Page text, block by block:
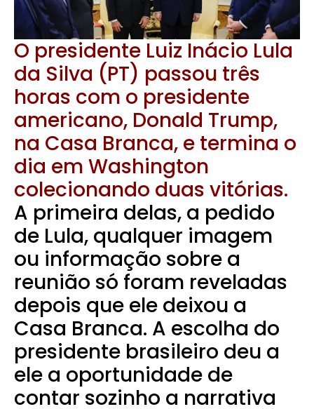
O presidente Luiz Inácio Lula
da Silva (PT) passou três
horas com o presidente
americano, Donald Trump,
na Casa Branca, e termina o
dia em Washington
colecionando duas vitórias.
A primeira delas, a pedido
de Lula, qualquer imagem
ou informação sobre a
reunião só foram reveladas
depois que ele deixou a
Casa Branca. A escolha do
presidente brasileiro deu a
ele a oportunidade de
contar sozinho a narrativa